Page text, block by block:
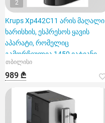
2
Krups Xp442C11 არის მაღალი
ხარისხის, ესპრესოს ყავის
აპარატი, რომელიც
გამორჩეულია 1450 ვატიანი
სიმძლა
თბილისი
989 ₾